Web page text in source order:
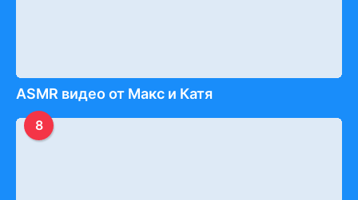
ASMR видео от Макс и Катя
8